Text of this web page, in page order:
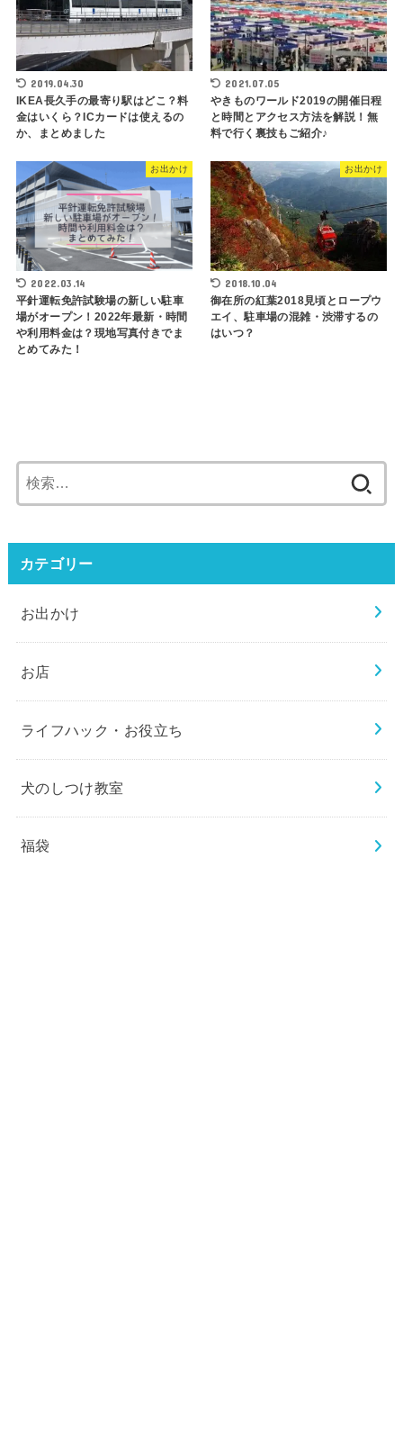
2019.04.30
IKEA長久手の最寄り駅はどこ？料
金はいくら？ICカードは使えるの
か、まとめました
2021.07.05
やきものワールド2019の開催日程
と時間とアクセス方法を解説！無
料で行く裏技もご紹介♪
お出かけ
2022.03.14
平針運転免許試験場の新しい駐車
場がオープン！2022年最新・時間
や利用料金は？現地写真付きでま
とめてみた！
お出かけ
2018.10.04
御在所の紅葉2018見頃とロープウ
エイ、駐車場の混雑・渋滞するの
はいつ？
お出かけ